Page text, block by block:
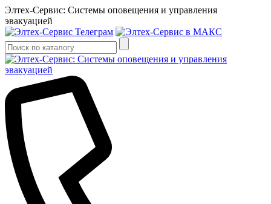
Элтех-Сервис: Системы оповещения и управления
эвакуацией